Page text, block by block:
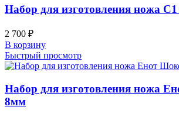
Набор для изготовления ножа
2 700 ₽
В корзину
Быстрый просмотр
Набор для изготовления ножа
8мм